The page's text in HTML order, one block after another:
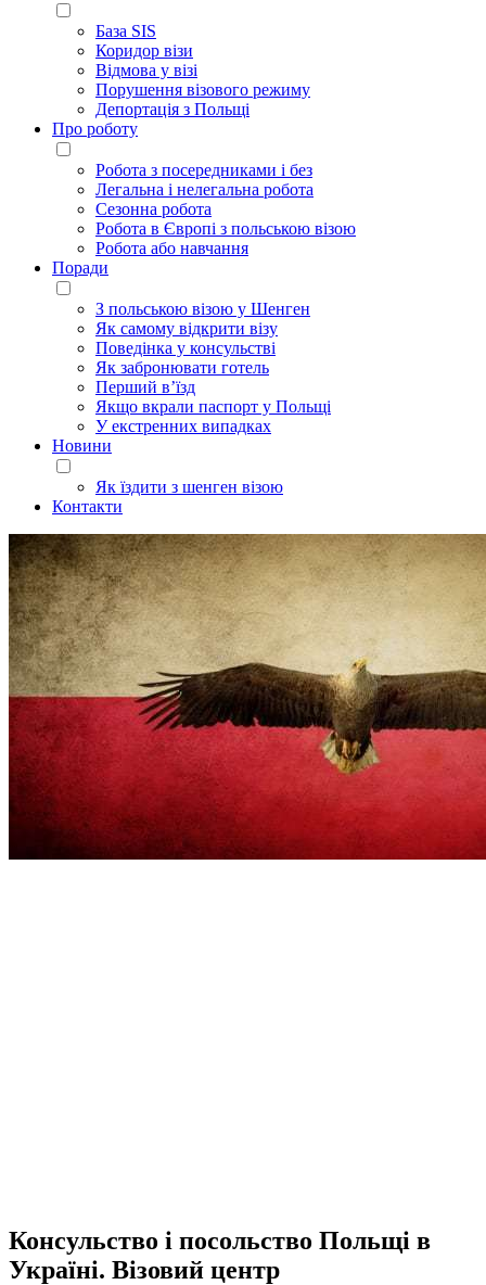
База SIS
Коридор візи
Відмова у візі
Порушення візового режиму
Депортація з Польщі
Про роботу
Робота з посередниками і без
Легальна і нелегальна робота
Сезонна робота
Робота в Європі з польською візою
Робота або навчання
Поради
З польською візою у Шенген
Як самому відкрити візу
Поведінка у консульстві
Як забронювати готель
Перший в’їзд
Якщо вкрали паспорт у Польщі
У екстренних випадках
Новини
Як їздити з шенген візою
Контакти
Консульство і посольство Польщі в
Україні. Візовий центр